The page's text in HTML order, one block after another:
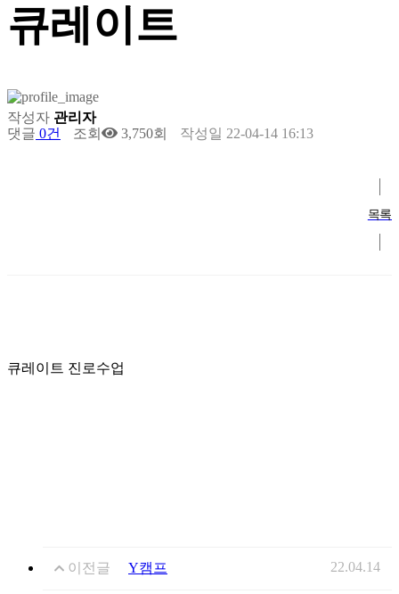
큐레이트
작성자 관리자
댓글 0건 조회 3,750회 작성일 22-04-14 16:13
목록
큐레이트 진로수업
이전글 Y캠프 22.04.14